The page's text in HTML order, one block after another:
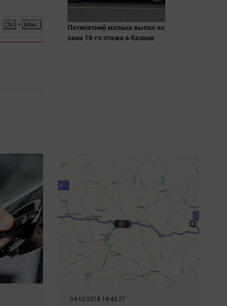
Пятилетний малыш выпал из
окна 16-го этажа в Казани
04.10.2018 14:43:27